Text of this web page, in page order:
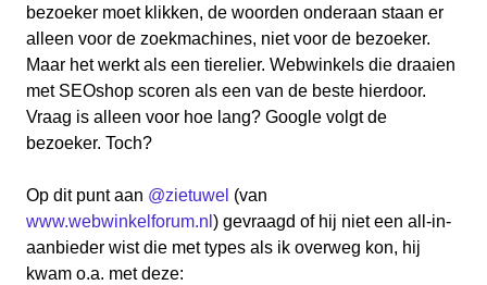
bezoeker moet klikken, de woorden onderaan staan er
alleen voor de zoekmachines, niet voor de bezoeker.
Maar het werkt als een tierelier. Webwinkels die draaien
met SEOshop scoren als een van de beste hierdoor.
Vraag is alleen voor hoe lang? Google volgt de
bezoeker. Toch?
Op dit punt aan @zietuwel (van
www.webwinkelforum.nl ) gevraagd of hij niet een all-in-
aanbieder wist die met types als ik overweg kon, hij
kwam o.a. met deze: